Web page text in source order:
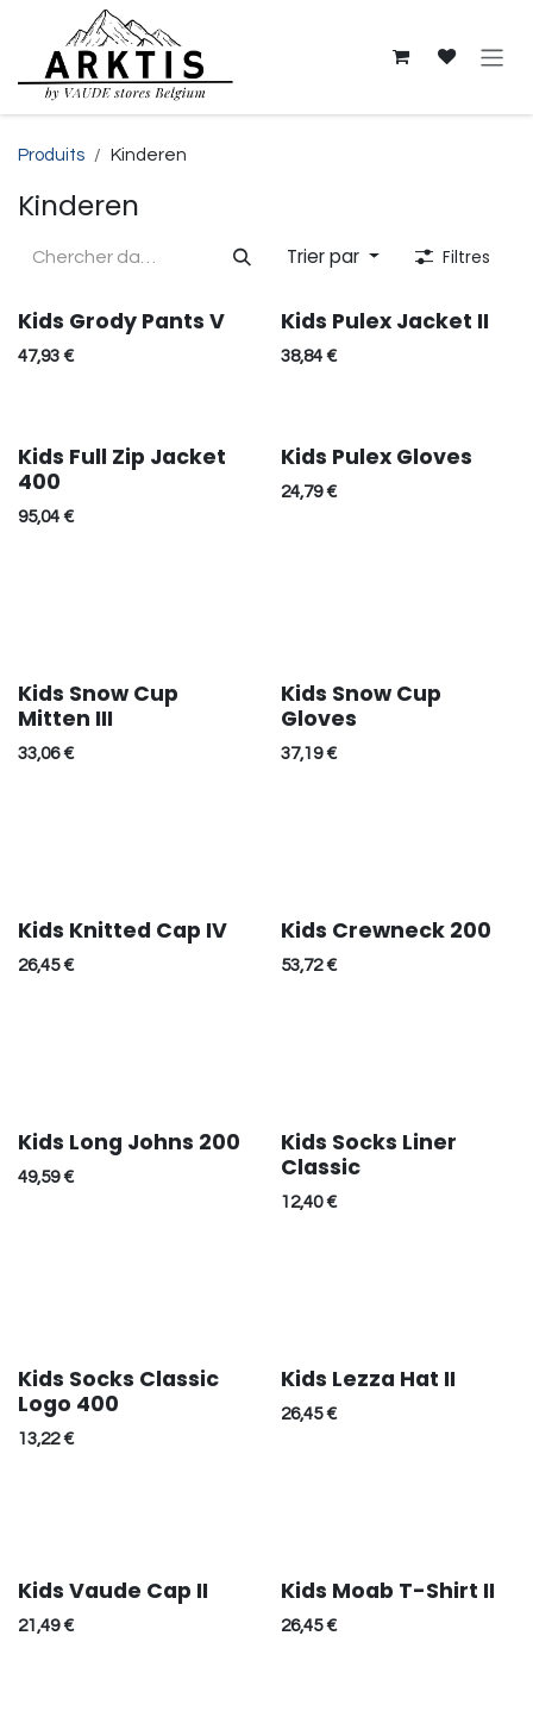
Se rendre au contenu
Produits Kinderen
Kinderen
Trier par Filtres
Kids Grody Pants V
47,93 €
Kids Pulex Jacket II
38,84€
Kids Full Zip Jacket
400
95,04 €
Kids Pulex Gloves
24,79€
Kids Snow Cup
Mitten III
33,06€
Kids Snow Cup
Gloves
37,19€
Kids Knitted Cap IV
26,45€
Kids Crewneck 200
53,72€
Kids Long Johns 200
49,59€
Kids Socks Liner
Classic
12,40€
Kids Socks Classic
Logo 400
13,22€
Réduction
Kids Lezza Hat II
26,45€
Kids Vaude Cap II
21,49€
Réduction
Kids Moab T-Shirt II
26,45€